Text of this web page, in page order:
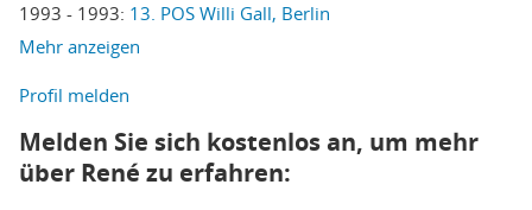
1993 - 1993: 13. POS Willi Gall, Berlin
Mehr anzeigen
Profil melden
Melden Sie sich kostenlos an, um mehr
über René zu erfahren: